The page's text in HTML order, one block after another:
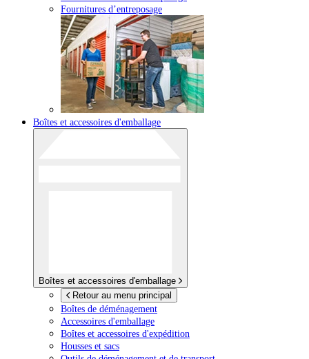
Fournitures d’entreposage
Boîtes et accessoires d'emballage
Boîtes et accessoires d'emballage
Retour au menu principal
Boîtes de déménagement
Accessoires d'emballage
Boîtes et accessoires d'expédition
Housses et sacs